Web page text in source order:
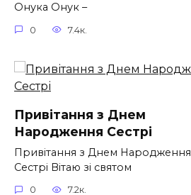
Онука Онук –
0 7.4к.
Привітання з Днем
Народження Сестрі
Привітання з Днем Народження
Сестрі Вітаю зі святом
0 7.2к.